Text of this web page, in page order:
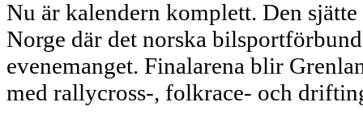
Nu är kalendern komplett. Den
Norge där det norska
evenemanget. Finalarena blir
med rallycross-, folkrace- och